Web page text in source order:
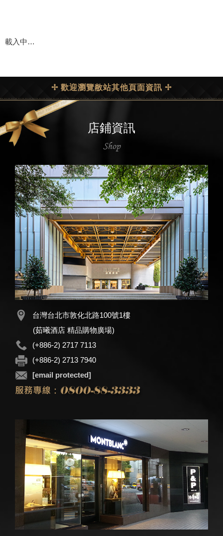
載入中…
✢ 歡迎瀏覽敝站其他頁面資訊 ✢
店鋪資訊
Shop
台灣台北市敦化北路100號1樓
(茹曦酒店 精品購物廣場)
(+886-2) 2717 7113
(+886-2) 2713 7940
[email protected]